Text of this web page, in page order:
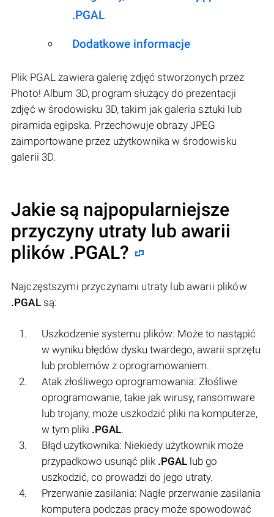
.PGAL
Dodatkowe informacje
Plik PGAL zawiera galerię zdjęć stworzonych przez
Photo! Album 3D, program służący do prezentacji
zdjęć w środowisku 3D, takim jak galeria sztuki lub
piramida egipska. Przechowuje obrazy JPEG
zaimportowane przez użytkownika w środowisku
galerii 3D.
Jakie są najpopularniejsze
przyczyny utraty lub awarii
plików .PGAL?
Najczęstszymi przyczynami utraty lub awarii plików
.PGALsą:
Uszkodzenie systemu plików: Może to nastąpić
w wyniku błędów dysku twardego, awarii sprzętu
lub problemów z oprogramowaniem.
Atak złośliwego oprogramowania: Złośliwe
oprogramowanie, takie jak wirusy, ransomware
lub trojany, może uszkodzić pliki na komputerze,
w tym pliki .PGAL.
Błąd użytkownika: Niekiedy użytkownik może
przypadkowo usunąć plik .PGAL lub go
uszkodzić, co prowadzi do jego utraty.
Przerwanie zasilania: Nagłe przerwanie zasilania
komputera podczas pracy może spowodować